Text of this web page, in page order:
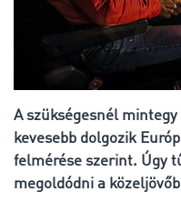
A szükségesnél
kevesebb dolgozik
felmérése szerint. Úgy
megoldódni a